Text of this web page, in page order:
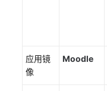
Odoo
应用镜
像
Moodle